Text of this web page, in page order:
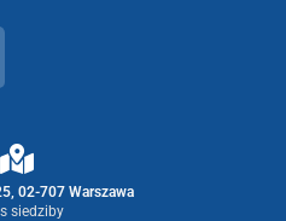
02-707 Warszawa
siedziby